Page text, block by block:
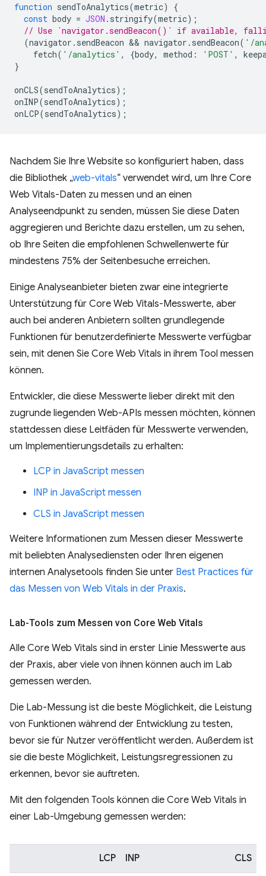
function sendToAnalytics(metric)
{
const body = JSON . stringify(metric);
// Use `navigator.sendBeacon()` if available,
(navigator . sendBeacon && navigator . sendBeacon( '/
fetch( '/analytics' , {body, method : 'POST' ,
}
onCLS(sendToAnalytics);
onINP(sendToAnalytics);
onLCP(sendToAnalytics);
Nachdem Sie Ihre Website so konfiguriert haben, dass
die Bibliothek „web-vitals“ verwendet wird, um Ihre Core
Web Vitals-Daten zu messen und an einen
Analyseendpunkt zu senden, müssen Sie diese Daten
aggregieren und Berichte dazu erstellen, um zu sehen,
ob Ihre Seiten die empfohlenen Schwellenwerte für
mindestens 75% der Seitenbesuche erreichen.
Einige Analyseanbieter bieten zwar eine integrierte
Unterstützung für Core Web Vitals-Messwerte, aber
auch bei anderen Anbietern sollten grundlegende
Funktionen für benutzerdefinierte Messwerte verfügbar
sein, mit denen Sie Core Web Vitals in ihrem Tool messen
können.
Entwickler, die diese Messwerte lieber direkt mit den
zugrunde liegenden Web-APIs messen möchten, können
stattdessen diese Leitfäden für Messwerte verwenden,
um Implementierungsdetails zu erhalten:
LCP in JavaScript messen
INP in JavaScript messen
CLS in JavaScript messen
Weitere Informationen zum Messen dieser Messwerte
mit beliebten Analysediensten oder Ihren eigenen
internen Analysetools finden Sie unter Best Practices für
das Messen von Web Vitals in der Praxis.
Lab-Tools zum Messen von Core Web Vitals
Alle Core Web Vitals sind in erster Linie Messwerte aus
der Praxis, aber viele von ihnen können auch im Lab
gemessen werden.
Die Lab-Messung ist die beste Möglichkeit, die Leistung
von Funktionen während der Entwicklung zu testen,
bevor sie für Nutzer veröffentlicht werden. Außerdem ist
sie die beste Möglichkeit, Leistungsregressionen zu
erkennen, bevor sie auftreten.
Mit den folgenden Tools können die Core Web Vitals in
einer Lab-Umgebung gemessen werden:
LCP INP CLS